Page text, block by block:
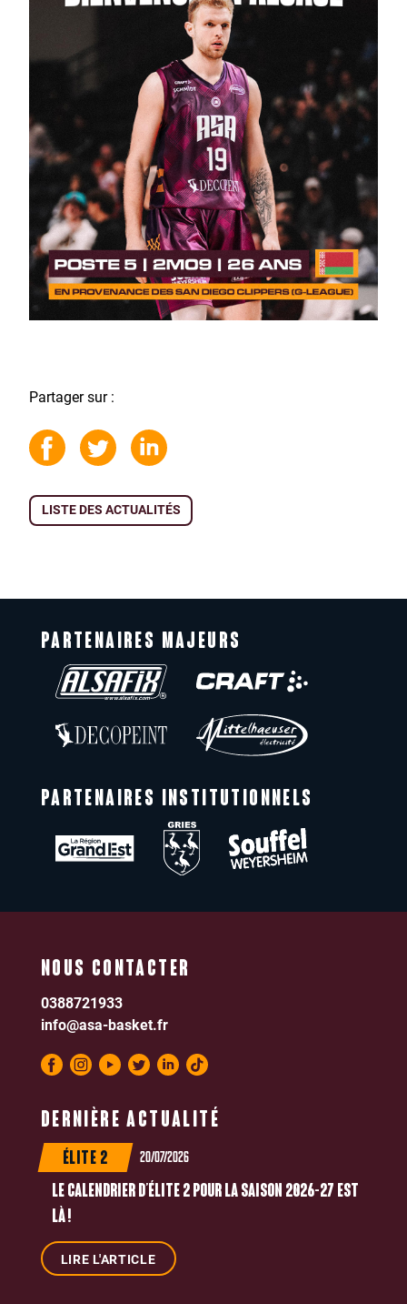
Partager sur :
LISTE DES ACTUALITÉS
PARTENAIRES MAJEURS
PARTENAIRES INSTITUTIONNELS
DERNIÈRE ACTUALITÉ
ÉLITE 2 20/07/2026
LE CALENDRIER D’ÉLITE 2 POUR LA SAISON 2026-27 EST
LÀ !
LIRE L'ARTICLE
NOUS CONTACTER
0388721933
info@asa-basket.fr